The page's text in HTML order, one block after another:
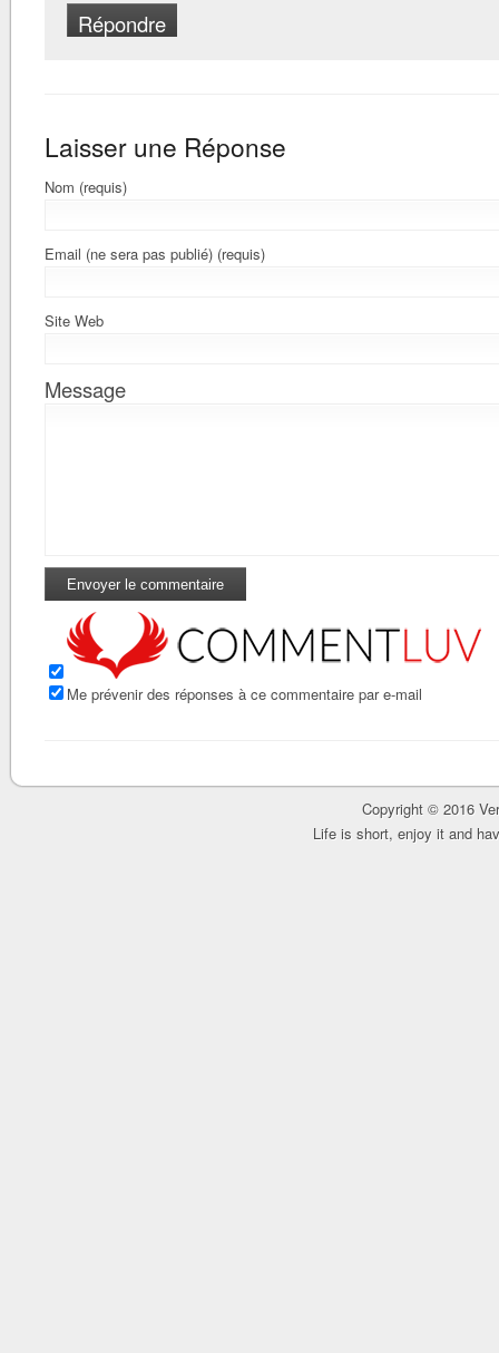
Répondre
Laisser une Réponse
Nom (requis)
Email (ne sera pas publié) (requis)
Site Web
Message
Me prévenir des réponses à ce commentaire par e-mail
Copyright © 2016
Life is short, enjoy it and